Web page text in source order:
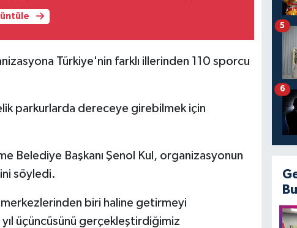
Türkiye'nin farklı illerinden 110 sporcu
parkurlarda dereceye girebilmek için
Belediye Başkanı Şenol Kul, organizasyonun
söyledi.
biri haline getirmeyi
üçüncüsünü gerçekleştirdiğimiz
5
6